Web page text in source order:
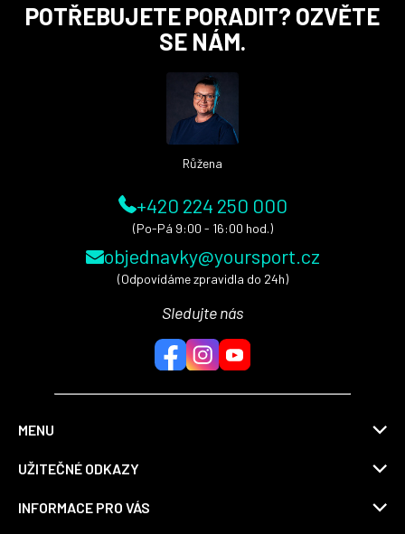
POTŘEBUJETE PORADIT? OZVĚTE
SE NÁM.
Růžena
+420 224 250 000
(Po-Pá 9:00 - 16:00 hod.)
objednavky@yoursport.cz
(Odpovídáme zpravidla do 24h)
Sledujte nás
MENU
UŽITEČNÉ ODKAZY
INFORMACE PRO VÁS